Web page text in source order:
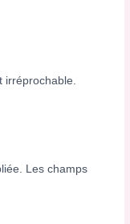
Les champs